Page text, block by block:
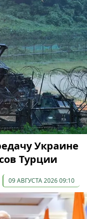
Украине
Турции
09 АВГУСТА 2026 09:10